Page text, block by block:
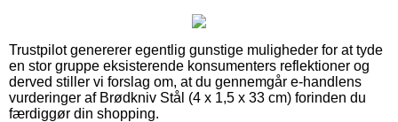
Trustpilot genererer egentlig gunstige muligheder for at tyde
en stor gruppe eksisterende konsumenters reflektioner og
derved stiller vi forslag om, at du gennemgår e-handlens
vurderinger af Brødkniv Stål (4 x 1,5 x 33 cm) forinden du
færdiggør din shopping.